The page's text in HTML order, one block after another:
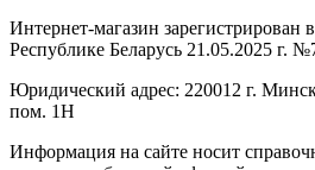
Интернет-магазин зарегистрирован
Республике Беларусь 21.05.2025 г.
Юридический адрес: 220012 г.
пом. 1Н
Информация на сайте носит